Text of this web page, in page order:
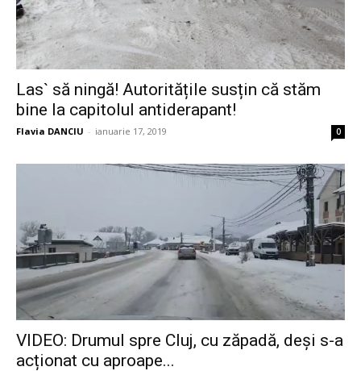
Las` să ningă! Autoritățile susțin că stăm
bine la capitolul antiderapant!
Flavia DANCIU - ianuarie 17, 2019 0
VIDEO: Drumul spre Cluj, cu zăpadă, deși s-a
acționat cu aproape...